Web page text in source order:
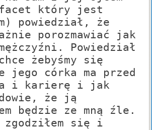
facet który jest
powiedział, że
porozmawiać jak
Powiedział
żebyśmy się
jego córka ma przed
i karierę i jak
że ją
będzie ze mną źle.
zgodziłem się i